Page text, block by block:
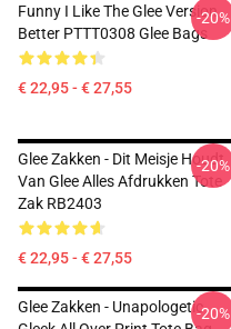
Funny I Like The Glee Version
Better PTTT0308 Glee Bags
€ 22,95 - € 27,55
-20%
Glee Zakken - Dit Meisje Houdt
Van Glee Alles Afdrukken Tote
Zak RB2403
€ 22,95 - € 27,55
-20%
Glee Zakken - Unapologetic-20%